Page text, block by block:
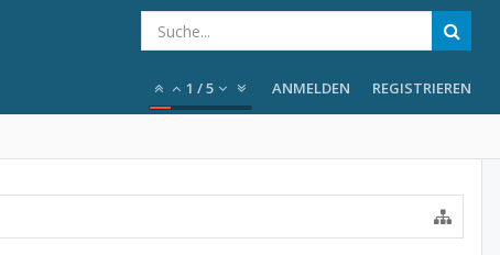
1 /5 ANMELDEN REGISTRIEREN